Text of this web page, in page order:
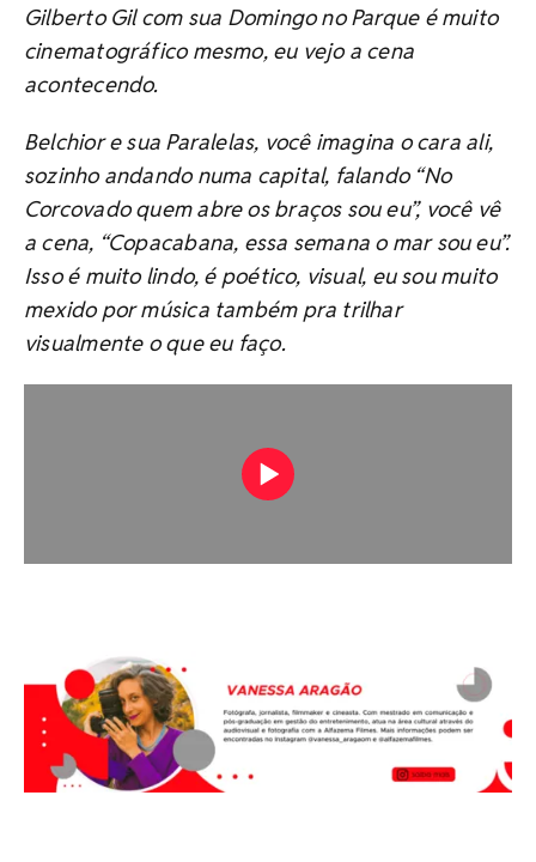
Gilberto Gil com sua Domingo no Parque é muito
cinematográfico mesmo, eu vejo a cena
acontecendo.
Belchior e sua Paralelas, você imagina o cara ali,
sozinho andando numa capital, falando “No
Corcovado quem abre os braços sou eu”, você vê
a cena, “Copacabana, essa semana o mar sou eu”.
Isso é muito lindo, é poético, visual, eu sou muito
mexido por música também pra trilhar
visualmente o que eu faço.